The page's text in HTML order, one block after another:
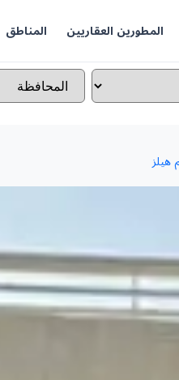
المطورين العقاريين المناطق
هيلز